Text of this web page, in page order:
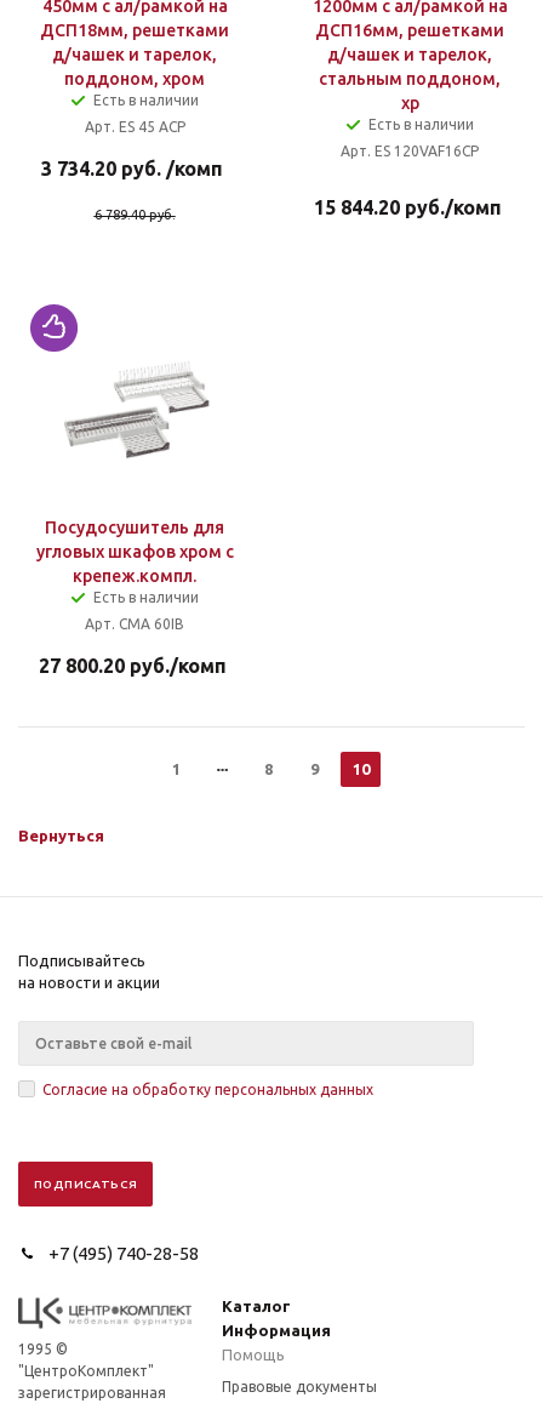
450мм с ал/рамкой на
ДСП18мм, решетками
д/чашек и тарелок,
поддоном, хром
Есть в наличии
Арт. ES 45 ACP
3 734.20 руб. /комп
6 789.40руб.
1200мм с ал/рамкой на
ДСП16мм, решетками
д/чашек и тарелок,
стальным поддоном,
хр
Есть в наличии
Арт. ES 120VAF16CP
15 844.20руб./комп
Посудосушитель для
угловых шкафов хром с
крепеж.компл.
Есть в наличии
Арт. CMA 60IB
27 800.20руб./комп
1 8 9 10
Вернуться
Подписывайтесь
на новости и акции
Согласие на обработку персональных данных
+7 (495) 740-28-58
1995 ©
"ЦентроКомплект"
зарегистрированная
Каталог
Информация
Помощь
Правовые документы